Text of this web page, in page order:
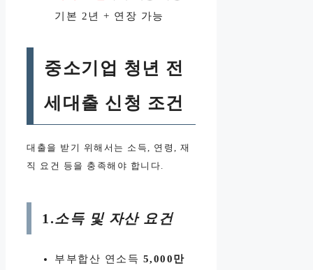
기본 2년 + 연장 가능
중소기업 청년 전
세대출 신청 조건
대출을 받기 위해서는 소득, 연령, 재
직 요건 등을 충족해야 합니다.
1.소득 및 자산 요건
부부합산 연소득 5,000만